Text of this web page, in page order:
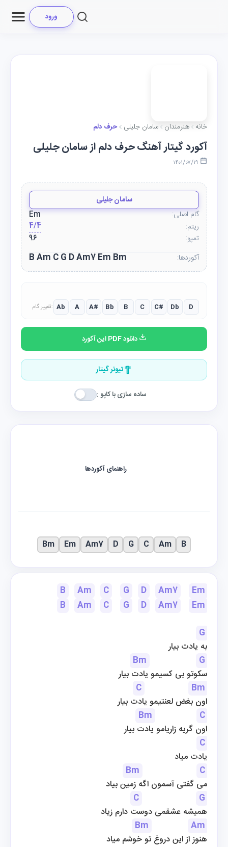
ورود
خانه هنرمندان سامان جلیلی حرف دلم
آکورد گیتار آهنگ حرف دلم از سامان جلیلی
سامان جلیلی
گام اصلی:
Em
ریتم:
4/4
تمپو:
96
آکوردها:
B Am C G D Am7 Em Bm
تغییر گام: Ab A A# Bb B C C# Db D
دانلود PDF این آکورد
تیونر گیتار
ساده سازی با کاپو :
B Am C G D Am7
Em
B
Am C G D Am7
Em
G
به یادت بیار
Bm
G
سکوتو بی کسیمو یادت بیار
C
Bm
اون بغض لعنتیمو یادت بیار
Bm
C
اون گریه زاریامو یادت بیار
C
یادت میاد
Bm
C
می گفتی آسمون اگه زمین بیاد
C
G
همیشه عشقمی دوست دارم زیاد
Bm
Am
هنوز از این دروغ تو خوشم میاد
راهنمای آکوردها
B
Am
C
G
D
Am7
Em
Bm